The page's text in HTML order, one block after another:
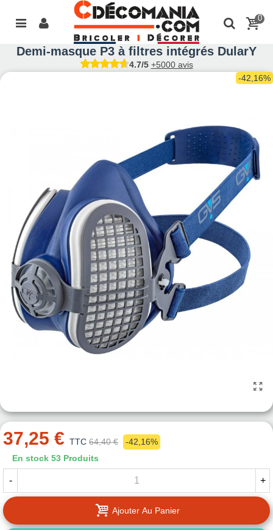
0
Demi-masque P3 à filtres intégrés DularY
4.7/5 +5000 avis
-42,16%
37,25 € TTC 64,40 €
-42,16%
En stock 53 Produits
- +
Ajouter Au Panier